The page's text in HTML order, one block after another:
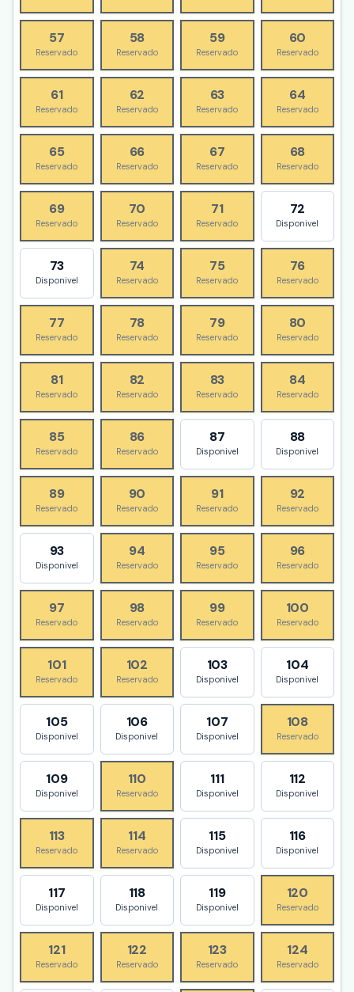
57
Reservado
58
Reservado
59
Reservado
60
Reservado
61
Reservado
62
Reservado
63
Reservado
64
Reservado
65
Reservado
66
Reservado
67
Reservado
68
Reservado
69
Reservado
70
Reservado
71
Reservado
72
Disponivel
73
Disponivel
74
Reservado
75
Reservado
76
Reservado
77
Reservado
78
Reservado
79
Reservado
80
Reservado
81
Reservado
82
Reservado
83
Reservado
84
Reservado
85
Reservado
86
Reservado
87
Disponivel
88
Disponivel
89
Reservado
90
Reservado
91
Reservado
92
Reservado
93
Disponivel
94
Reservado
95
Reservado
96
Reservado
97
Reservado
98
Reservado
99
Reservado
100
Reservado
101
Reservado
102
Reservado
103
Disponivel
104
Disponivel
105
Disponivel
106
Disponivel
107
Disponivel
108
Reservado
109
Disponivel
110
Reservado
111
Disponivel
112
Disponivel
113
Reservado
114
Reservado
115
Disponivel
116
Disponivel
117
Disponivel
118
Disponivel
119
Disponivel
120
Reservado
121
Reservado
122
Reservado
123
Reservado
124
Reservado